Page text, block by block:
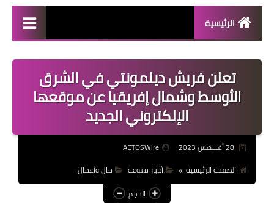
الرئيسية
منوعات
فعاليات
صحة
عالم المرأة
فن وثقافة
تعلن فريش ديلمونتي في الشرق
الأوسط وشمال إفريقيا عن موقعها
الإلكتروني الجديد
28 أغسطس 2023
AETOSWire
الصفحة الرئيسية
أخبار منوعة
مال وأعمال
الحجم